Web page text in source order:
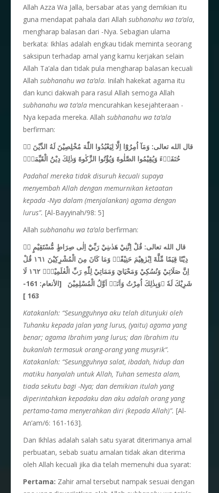
Allah Azza Wa Jalla, bersabar atas yang demikian itu
guna mendapat pahala dari Allahsubhanahu wa ta’ala,
mengharap balasan dari -Nya. Sebagian ulama
berkata: Ikhlas adalah engkau tidak meminta seorang
saksipun terhadap amal yang kamu kerjakan selain
Allah Ta’ala dan tidak pula mengharap balasan kecuali
Allahsubhanahu wa ta’ala. Inilah hakekat agama itu
dan kunci dakwah para rasul Allah semoga Allah
subhanahu wa ta’ala mencurahkan kesejahteraan -
Nya kepada mereka. Allahsubhanahu wa ta’ala
berfirman:
قال الله تعالى: وَمَآ اُمِرُوْٓا اِلَّا لِيَعْبُدُوا اللّٰهَ مُخْلِصِيْنَ لَهُ الدِّيْنَ ەۙ
حُنَفَاۤءَ وَيُقِيْمُوا الصَّلٰوةَ وَيُؤْتُوا الزَّكٰوةَ وَذٰلِكَ دِيْنُ الْقَيِّمَةِۗ
Padahal mereka tidak disuruh kecuali supaya
menyembah Allah dengan memurnikan ketaatan
kepada -Nya dalam (menjalankan) agama dengan
lurus”. [Al-Bayyinah/98: 5]
Allahsubhanahu wa ta’ala berfirman:
قال الله تعالى: قُلْ اِنَّنِيْ هَدٰىنِيْ رَبِّيْٓ اِلٰى صِرَاطٍ مُّسْتَقِيْمٍ ەۚ
دِيْنًا قِيَمًا مِّلَّةَ اِبْرٰهِيْمَ حَنِيْفًاۚ وَمَا كَانَ مِنَ الْمُشْرِكِيْنَ ١٦١ قُلْ
اِنَّ صَلَاتِيْ وَنُسُكِيْ وَمَحْيَايَ وَمَمَاتِيْ لِلّٰهِ رَبِّ الْعٰلَمِيْنَۙ ١٦٢ لَا
شَرِيْكَ لَهٗ ۚوَبِذٰلِكَ اُمِرْتُ وَاَنَا۠ اَوَّلُ الْمُسْلِمِيْنَ
[الأنعام: 161-
163 ]
Katakanlah: “Sesungguhnya aku telah ditunjuki oleh
Tuhanku kepada jalan yang lurus, (yaitu) agama yang
benar; agama Ibrahim yang lurus; dan Ibrahim itu
bukanlah termasuk orang-orang yang musyrik“.
Katakanlah: “Sesungguhnya salat, ibadah, hidup dan
matiku hanyalah untuk Allah, Tuhan semesta alam,
tiada sekutu bagi -Nya; dan demikian itulah yang
diperintahkan kepadaku dan aku adalah orang yang
pertama-tama menyerahkan diri (kepada Allah)”. [Al-
An’am/6: 161-163].
Dan Ikhlas adalah salah satu syarat diterimanya amal
perbuatan, sebab suatu amalan tidak akan diterima
oleh Allah kecuali jika dia telah memenuhi dua syarat:
Pertama: Zahir amal tersebut nampak sesuai dengan